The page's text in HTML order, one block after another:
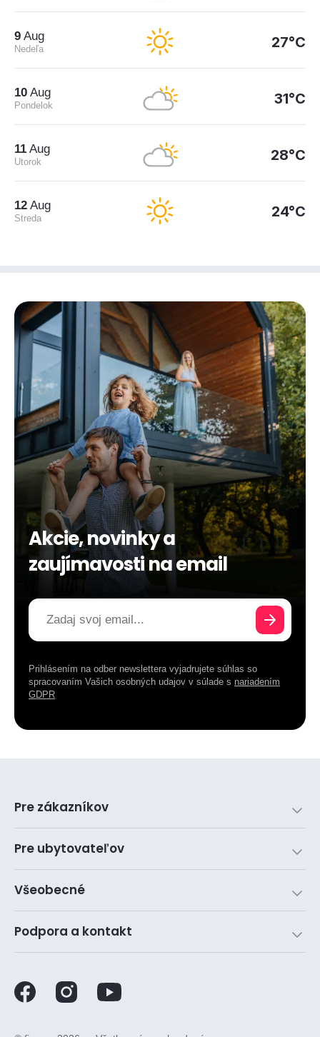
9 Aug
Nedeľa 27°C
10 Aug
Pondelok 31°C
11 Aug
Utorok 28°C
12 Aug
Streda 24°C
Akcie, novinky a
zaujímavosti na email
Prihlásením na odber newslettera vyjadrujete súhlas so
spracovaním Vašich osobných udajov v súlade s nariadením
GDPR
Pre zákazníkov
Pre ubytovateľov
Všeobecné
Podpora a kontakt